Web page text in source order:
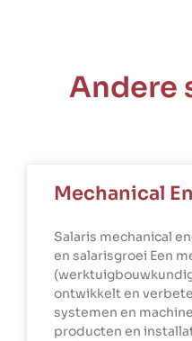
Andere
Mechanical
Salaris mechanical
en salarisgroei Een
ontwikkelt en
systemen en
producten en